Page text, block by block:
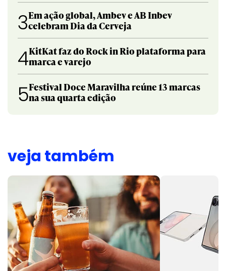
3Em ação global, Ambev e AB Inbev
celebram Dia da Cerveja
4KitKat faz do Rock in Rio plataforma para
marca e varejo
5Festival Doce Maravilha reúne 13 marcas
na sua quarta edição
veja também